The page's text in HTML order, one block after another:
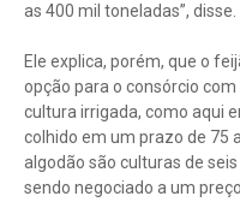
as 400 mil toneladas”, disse.
Ele explica, porém, que o
opção para o consórcio
cultura irrigada, como aqui
colhido em um prazo de 75
algodão são culturas de
sendo negociado a um